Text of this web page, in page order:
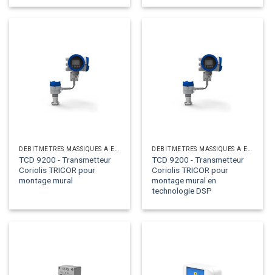
TCD 9200 - Transmetteur
Coriolis TRICOR pour
montage mural
TCD 9200 - Transmetteur
Coriolis TRICOR pour
montage mural en
technologie DSP